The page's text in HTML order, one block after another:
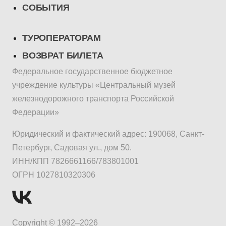
СОБЫТИЯ
ТУРОПЕРАТОРАМ
ВОЗВРАТ БИЛЕТА
Федеральное государственное бюджетное
учреждение культуры «Центральный музей
железнодорожного транспорта Российской
Федерации»
Юридический и фактический адрес: 190068, Санкт-
Петербург, Садовая ул., дом 50.
ИНН/КПП 7826661166/783801001
ОГРН 1027810320306
Copyright © 1992–2026